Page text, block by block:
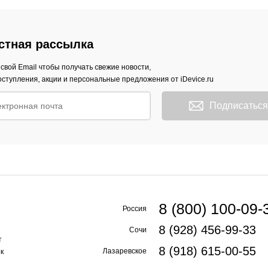
рассылка
Email чтобы получать свежие новости,
акции и персональные предложения от iDevice.ru
Подписаться
Россия 8 (800) 100-09-
Сочи 8 (928) 456-99-33
Лазаревское 8 (918) 615-00-55